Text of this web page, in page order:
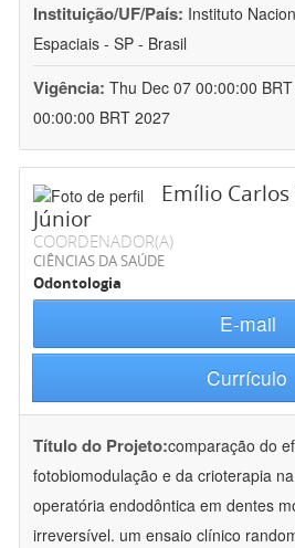
Instituição/UF/País: Instituto
Espaciais - SP - Brasil
Vigência: Thu Dec 07 00:00:00
00:00:00 BRT 2027
Emílio
Júnior
COORDENADOR(A)
CIÊNCIAS DA SAÚDE
Odontologia
E-mail
Currículo
Título do Projeto:comparação do
fotobiomodulação e da crioterapia
operatória endodôntica em dentes
irreversível. um ensaio clínico